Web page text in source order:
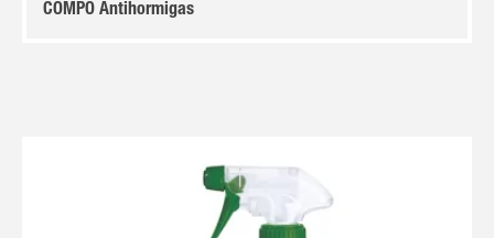
COMPO Antihormigas